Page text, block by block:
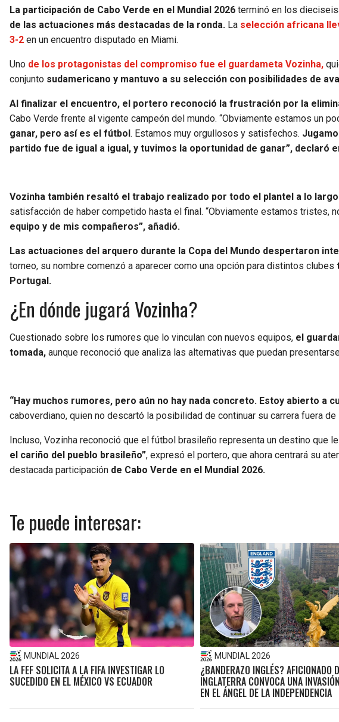
La participación de Cabo Verde en el Mundial 2026 terminó en los
de las actuaciones más destacadas de la ronda. La selección africana
3-2 en un encuentro disputado en Miami.
Uno de los protagonistas del compromiso fue el guardameta Vozinha,
conjunto sudamericano y mantuvo a su selección con posibilidades de
Al finalizar el encuentro, el portero reconoció la frustración por la
Cabo Verde frente al vigente campeón del mundo. “Obviamente estamos un
ganar, pero así es el fútbol. Estamos muy orgullosos y satisfechos.
partido fue de igual a igual, y tuvimos la oportunidad de ganar”, declaró
Vozinha también resaltó el trabajo realizado por todo el plantel a lo
satisfacción de haber competido hasta el final. “Obviamente estamos tristes,
equipo y de mis compañeros”, añadió.
Las actuaciones del arquero durante la Copa del Mundo despertaron
torneo, su nombre comenzó a aparecer como una opción para distintos clubes
Portugal.
¿En dónde jugará Vozinha?
Cuestionado sobre los rumores que lo vinculan con nuevos equipos, el
tomada, aunque reconoció que analiza las alternativas que puedan
“Hay muchos rumores, pero aún no hay nada concreto. Estoy abierto a
caboverdiano, quien no descartó la posibilidad de continuar su carrera fuera de
Incluso, Vozinha reconoció que el fútbol brasileño representa un destino que
el cariño del pueblo brasileño”, expresó el portero, que ahora centrará su
destacada participación de Cabo Verde en el Mundial 2026.
Te puede interesar:
MUNDIAL 2026
LA FEF SOLICITA A LA FIFA INVESTIGAR LO
SUCEDIDO EN EL MÉXICO VS ECUADOR
MUNDIAL 2026
¿BANDERAZO INGLÉS? AFICIONADO
INGLATERRA CONVOCA UNA
EN EL ÁNGEL DE LA INDEPENDENCIA